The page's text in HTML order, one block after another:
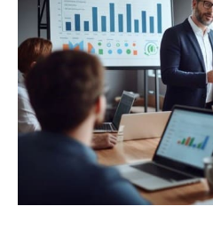
LMSの機能・特長
導入事例
eラーニング教材一覧
etudes Basket
alue e-craft